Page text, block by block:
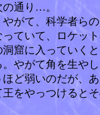
通り…。
がて、科学者ら
ていて、ロケッ
窟に入っていく
やがて角を生や
ど弱いのだが、
をやっつけると